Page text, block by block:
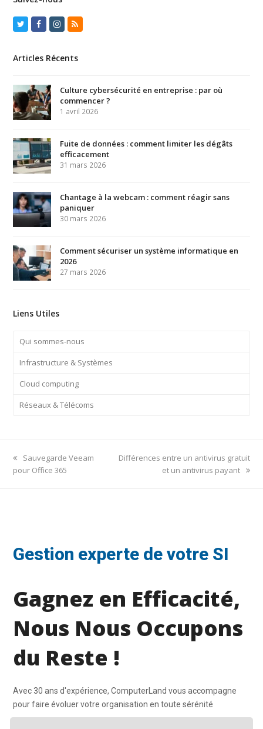
TwitterFacebook
Instagram
RSS
Articles Récents
Culture cybersécurité en entreprise : par où
commencer ?
1 avril 2026
Fuite de données : comment limiter les dégâts
efficacement
31 mars 2026
Chantage à la webcam : comment réagir sans
paniquer
30 mars 2026
Comment sécuriser un système informatique en
2026
27 mars 2026
Liens Utiles
Qui sommes-nous
Infrastructure & Systèmes
Cloud computing
Réseaux & Télécoms
previous
post:
Sauvegarde Veeam
pour Office 365
next
Différences entre un antivirus gratuit
et un antivirus payant
Gestion experte de votre SI
Gagnez en Efficacité,
Nous Nous Occupons
du Reste !
Avec 30 ans d'expérience, ComputerLand vous accompagne
pour faire évoluer votre organisation en toute sérénité